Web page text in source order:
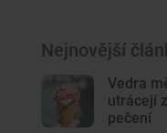
Nejnovější
Vedra
utrácejí
pečení